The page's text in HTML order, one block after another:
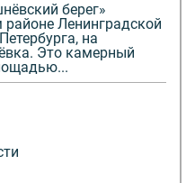
берег»
Ленинградской
на
Это камерный